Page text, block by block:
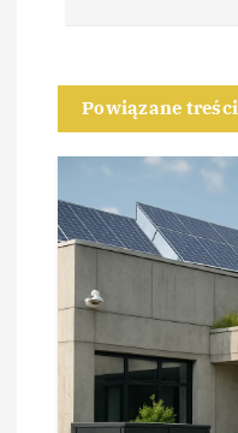
a
w
p
Powiązane treści